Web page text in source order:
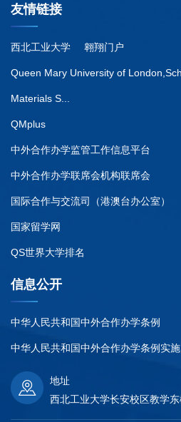
友情链接
西北工业大学 翱翔门户
Queen Mary University of
Materials S...
QMplus
中外合作办学监管工作信息平台
中外合作办学联席会机构联席会
国际合作与交流司（港澳台办公室）
国家留学网
QS世界大学排名
信息公开
中华人民共和国中外合作办学条例
中华人民共和国中外合作办学条例实
地址
西北工业大学长安校区教学